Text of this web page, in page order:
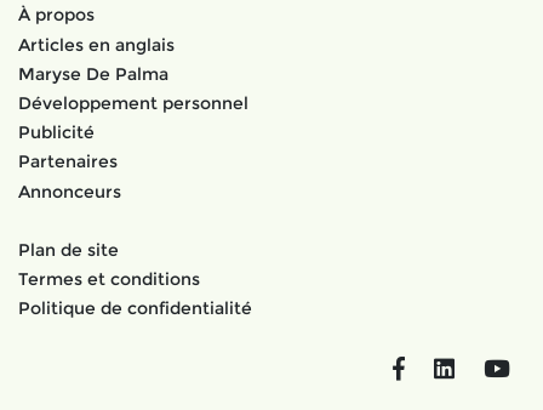
À propos
Articles en anglais
Maryse De Palma
Développement personnel
Publicité
Partenaires
Annonceurs
Plan de site
Termes et conditions
Politique de confidentialité
FacebookLinkedIn